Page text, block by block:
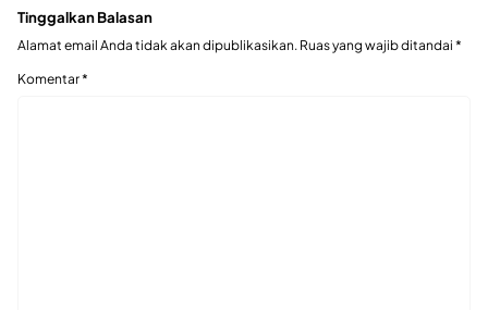
Tinggalkan Balasan
Alamat email Anda tidak akan dipublikasikan. Ruas yang wajib ditandai *
Komentar*